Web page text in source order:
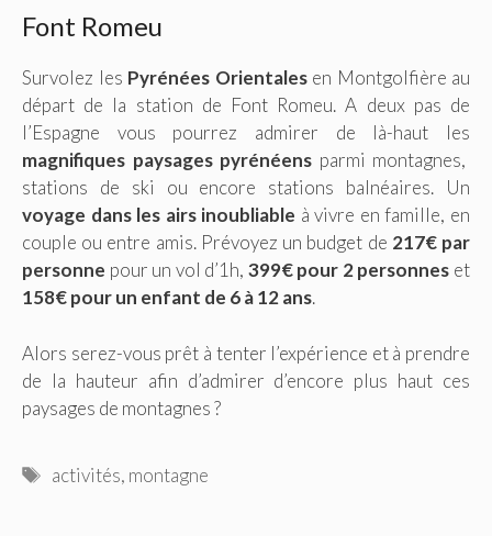
Font Romeu
Survolez les Pyrénées Orientalesen Montgolfière au
départ de la station de Font Romeu. A deux pas de
l’Espagne vous pourrez admirer de là-haut les
magnifiques paysages pyrénéens parmi montagnes,
stations de ski ou encore stations balnéaires. Un
voyage dans les airs inoubliable à vivre en famille, en
couple ou entre amis. Prévoyez un budget de 217€ par
personne pour un vol d’1h, 399€ pour 2 personnes et
158€ pour un enfant de 6 à 12 ans.
Alors serez-vous prêt à tenter l’expérience et à prendre
de la hauteur afin d’admirer d’encore plus haut ces
paysages de montagnes ?
Étiquettes
activités, montagne